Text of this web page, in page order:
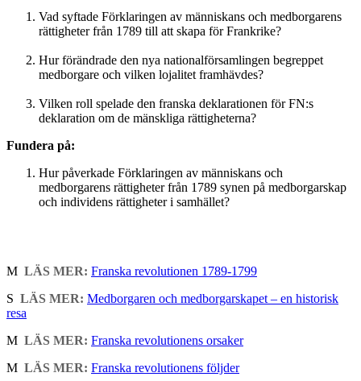
Vad syftade Förklaringen av människans och medborgarens
rättigheter från 1789 till att skapa för Frankrike?
Hur förändrade den nya nationalförsamlingen begreppet
medborgare och vilken lojalitet framhävdes?
Vilken roll spelade den franska deklarationen för FN:s
deklaration om de mänskliga rättigheterna?
Fundera på:
Hur påverkade Förklaringen av människans och
medborgarens rättigheter från 1789 synen på medborgarskap
och individens rättigheter i samhället?
M LÄS MER: Franska revolutionen 1789-1799
S LÄS MER: Medborgaren och medborgarskapet – en historisk
resa
M LÄS MER: Franska revolutionens orsaker
M LÄS MER: Franska revolutionens följder